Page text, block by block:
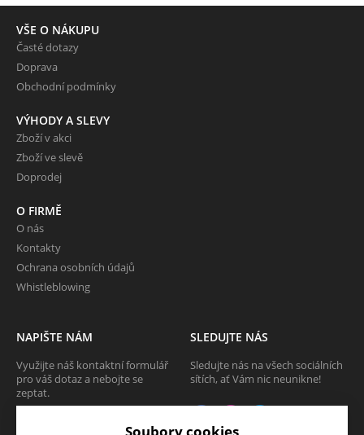
VŠE O NÁKUPU
Časté dotazy
Doprava
Obchodní podmínky
VÝHODY A SLEVY
Zboží v akci
Zboží ve slevě
Doprodej
O FIRMĚ
O nás
Kontakty
Ochrana osobních údajů
Whistleblowing
NAPIŠTE NÁM
Využijte náš kontaktní formulář
pro váš dotaz a nebojte se
zeptat.
SLEDUJTE NÁS
Sledujte nás na všech sociálních
sítích, ať Vám nic neunikne!